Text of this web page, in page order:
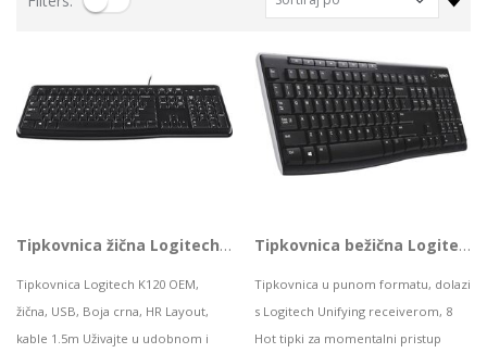
Tipkovnica žična Logitech K120 OEM
Tipkovnica Logitech K120 OEM,
žična, USB, Boja crna, HR Layout,
kable 1.5m Uživajte u udobnom i
Tipkovnica bežična Logitech K270
Tipkovnica u punom formatu, dolazi
s Logitech Unifying receiverom, 8
Hot tipki za momentalni pristup
Notebook Asus TUF Gaming F15 FX506HF-HN021 i5 / 8GB / 1TB SSD / 15,6" FHD IPS 144Hz / NVIDIA GeForce RTX 2050 / NoOS (Graphite Black)
316,99 kn
Lenovo ThinkPad T14s Gen2 i5-1145G7, 16GB, 256GB SSD + 24' 2k USB-C
749,00 kn